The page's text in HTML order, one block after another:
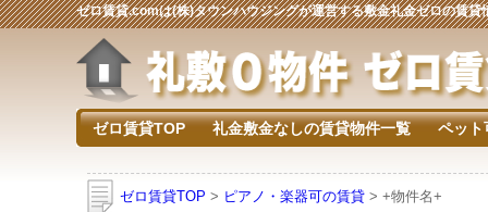
ゼロ賃貸.comは(株)タウンハウジングが運営する敷金礼金ゼロの賃貸
ゼロ賃貸TOP 礼金敷金なしの賃貸物件一覧 ペット
ゼロ賃貸TOP > ピアノ・楽器可の賃貸 > +物件名+